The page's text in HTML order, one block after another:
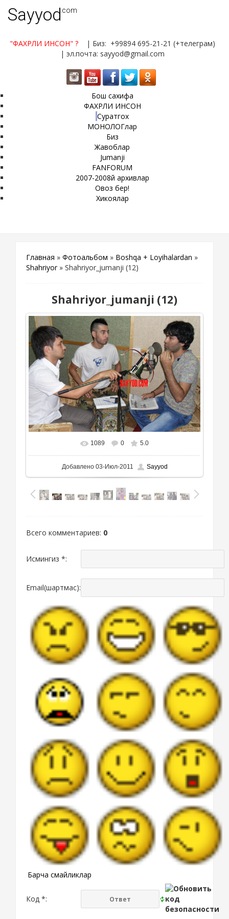
Sayyod.com
"ФАХРЛИ ИНСОН" ?
| Биз: +99894 695-21-21 (+телеграм)
| эл.почта: sayyod@gmail.com
Бош сахифа
ФАХРЛИ ИНСОН
Суратгох
МОНОЛОГлар
Биз
Жавоблар
Jumanji
FANFORUM
2007-2008й архивлар
Овоз бер!
Хикоялар
Главная » Фотоальбом » Boshqa + Loyihalardan »
Shahriyor» Shahriyor_jumanji (12)
Shahriyor_jumanji (12)
1089 0 5.0
Добавлено03-Июл-2011 Sayyod
Всего комментариев: 0
Исмингиз *:
Email(шартмас):
Барча смайликлар
Код *: